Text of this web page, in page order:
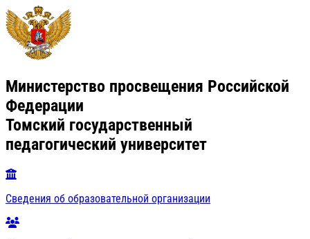
Министерство просвещения Российской
Федерации
Томский государственный
педагогический университет
Сведения об образовательной организации